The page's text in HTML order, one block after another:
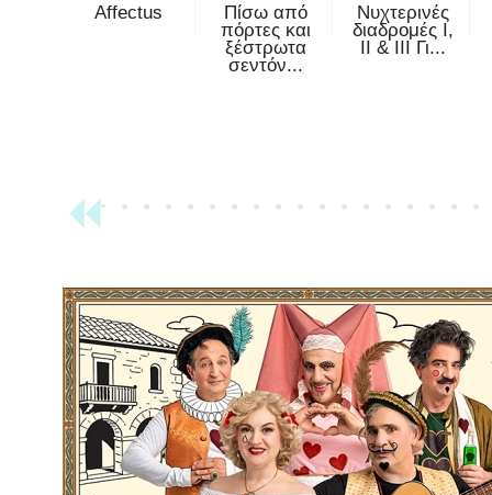
Affectus
Πίσω από
πόρτες και
ξέστρωτα
σεντόν...
Νυχτερινές
διαδρομές Ι,
ΙΙ & ΙΙΙ Γι...